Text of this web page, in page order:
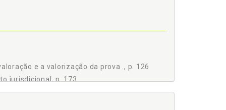
e a valorização da prova ., p. 126
jurisdicional, p. 173